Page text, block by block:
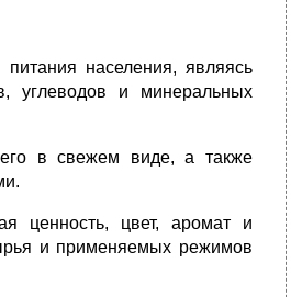
населения, являясь
углеводов и минеральных
в свежем виде, а также
ценность, цвет, аромат и
и применяемых режимов